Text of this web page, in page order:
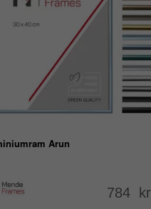
Arun
784 kr